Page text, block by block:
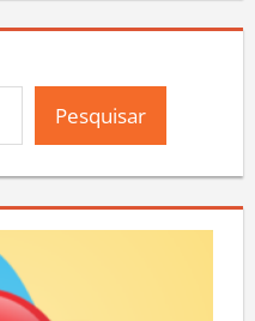
Pesquisar